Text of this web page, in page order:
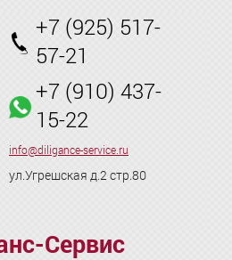
+7 (925) 517-
57-21
+7 (910) 437-
15-22
info@diligance-service.ru
ул.Угрешская д.2 стр.80
Сервис